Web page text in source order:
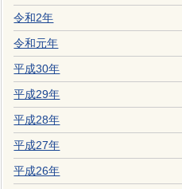
令和2年
令和元年
平成30年
平成29年
平成28年
平成27年
平成26年